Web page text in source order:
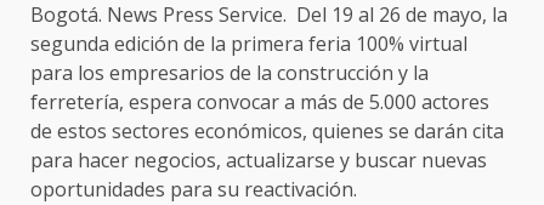
Bogotá. News Press Service. Del 19 al 26 de mayo, la
segunda edición de la primera feria 100% virtual
para los empresarios de la construcción y la
ferretería, espera convocar a más de 5.000 actores
de estos sectores económicos, quienes se darán cita
para hacer negocios, actualizarse y buscar nuevas
oportunidades para su reactivación.